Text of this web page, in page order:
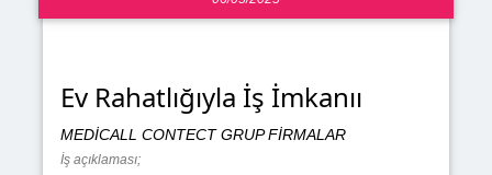
Ev Rahatlığıyla İş İmkanıı
MEDİCALL CONTECT GRUP FİRMALAR
İş açıklaması;